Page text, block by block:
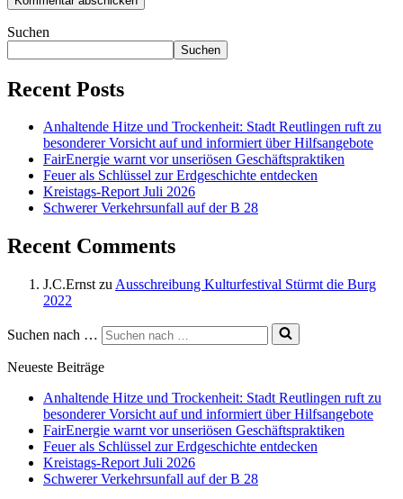
Suchen
Suchen
Recent Posts
Anhaltende Hitze und Trockenheit: Stadt Reutlingen ruft zu
besonderer Vorsicht auf und informiert über Hilfsangebote
FairEnergie warnt vor unseriösen Geschäftspraktiken
Feuer als Schlüssel zur Erdgeschichte entdecken
Kreistags-Report Juli 2026
Schwerer Verkehrsunfall auf der B 28
Recent Comments
J.C.Ernst zu Ausschreibung Kulturfestival Stürmt die Burg
2022
Suchen nach …
Neueste Beiträge
Anhaltende Hitze und Trockenheit: Stadt Reutlingen ruft zu
besonderer Vorsicht auf und informiert über Hilfsangebote
FairEnergie warnt vor unseriösen Geschäftspraktiken
Feuer als Schlüssel zur Erdgeschichte entdecken
Kreistags-Report Juli 2026
Schwerer Verkehrsunfall auf der B 28